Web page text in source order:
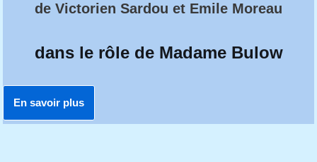
de Victorien Sardou et Emile Moreau
dans le rôle de Madame Bulow
En savoir plus